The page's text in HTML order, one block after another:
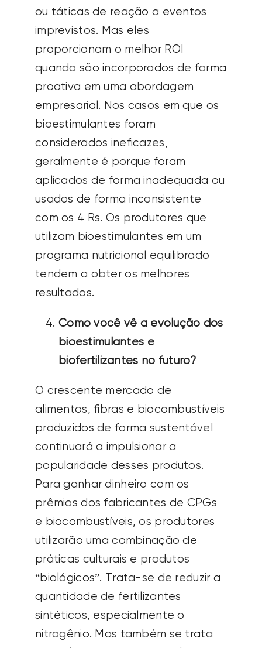
ou táticas de reação a eventos
imprevistos. Mas eles
proporcionam o melhor ROI
quando são incorporados de forma
proativa em uma abordagem
empresarial. Nos casos em que os
bioestimulantes foram
considerados ineficazes,
geralmente é porque foram
aplicados de forma inadequada ou
usados de forma inconsistente
com os 4 Rs. Os produtores que
utilizam bioestimulantes em um
programa nutricional equilibrado
tendem a obter os melhores
resultados.
Como você vê a evolução dos
bioestimulantes e
biofertilizantes no futuro?
O crescente mercado de
alimentos, fibras e biocombustíveis
produzidos de forma sustentável
continuará a impulsionar a
popularidade desses produtos.
Para ganhar dinheiro com os
prêmios dos fabricantes de CPGs
e biocombustíveis, os produtores
utilizarão uma combinação de
práticas culturais e produtos
“biológicos”. Trata-se de reduzir a
quantidade de fertilizantes
sintéticos, especialmente o
nitrogênio. Mas também se trata